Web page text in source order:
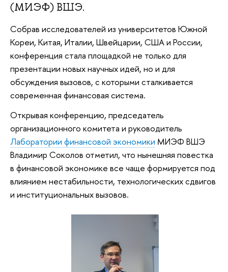
(МИЭФ) ВШЭ.
Собрав исследователей из университетов Южной
Кореи, Китая, Италии, Швейцарии, США и России,
конференция стала площадкой не только для
презентации новых научных идей, но и для
обсуждения вызовов, с которыми сталкивается
современная финансовая система.
Открывая конференцию, председатель
организационного комитета и руководитель
Лаборатории финансовой экономики МИЭФ ВШЭ
Владимир Соколов отметил, что нынешняя повестка
в финансовой экономике все чаще формируется под
влиянием нестабильности, технологических сдвигов
и институциональных вызовов.